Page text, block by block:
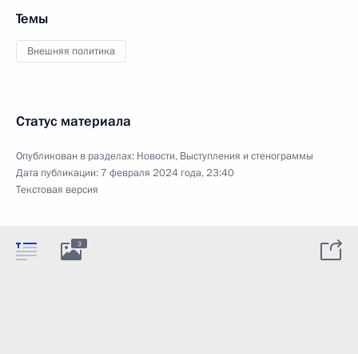
Темы
Внешняя политика
Статус материала
Опубликован в разделах: Новости, Выступления и стенограммы
Дата публикации: 7 февраля 2024 года, 23:40
Текстовая версия
3